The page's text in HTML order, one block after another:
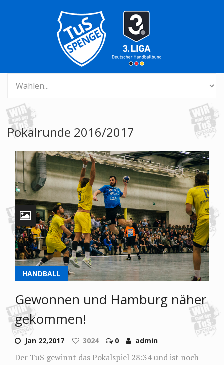
Pokalrunde 2016/2017
HANDBALL
Gewonnen und Hamburg näher
gekommen!
Jan 22,2017 3024 0 admin
Der TuS gewinnt das Pokalspiel 28:34 und ist noch